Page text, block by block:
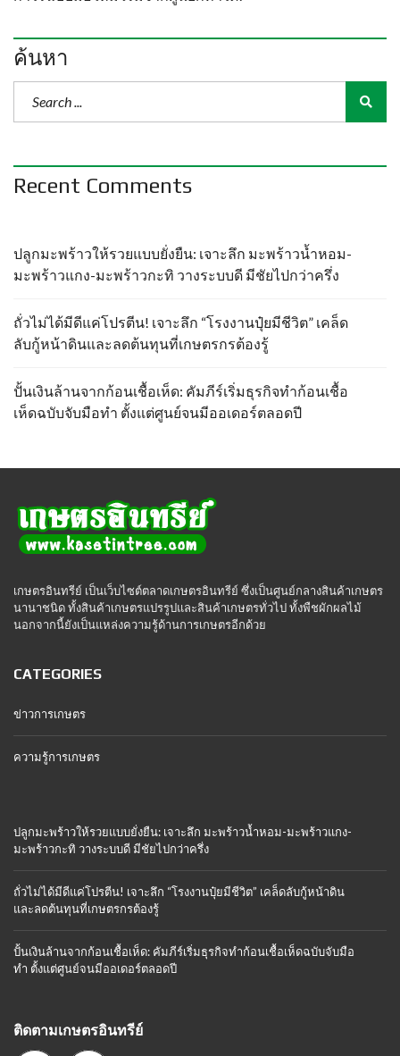
ค้นหา
Recent Comments
ปลูกมะพร้าวให้รวยแบบยั่งยืน: เจาะลึก มะพร้าวน้ำหอม-
มะพร้าวแกง-มะพร้าวกะทิ วางระบบดี มีชัยไปกว่าครึ่ง
ถั่วไม่ได้มีดีแค่โปรตีน! เจาะลึก “โรงงานปุ๋ยมีชีวิต” เคล็ด
ลับกู้หน้าดินและลดต้นทุนที่เกษตรกรต้องรู้
ปั้นเงินล้านจากก้อนเชื้อเห็ด: คัมภีร์เริ่มธุรกิจทำก้อนเชื้อ
เห็ดฉบับจับมือทำ ตั้งแต่ศูนย์จนมีออเดอร์ตลอดปี
เกษตรอินทรีย์ เป็นเว็บไซต์ตลาดเกษตรอินทรีย์ ซึ่งเป็นศูนย์กลางสินค้าเกษตร
นานาชนิด ทั้งสินค้าเกษตรแปรรูปและสินค้าเกษตรทั่วไป ทั้งพืชผักผลไม้
นอกจากนี้ยังเป็นแหล่งความรู้ด้านการเกษตรอีกด้วย
CATEGORIES
ข่าวการเกษตร
ความรู้การเกษตร
ปลูกมะพร้าวให้รวยแบบยั่งยืน: เจาะลึก มะพร้าวน้ำหอม-มะพร้าวแกง-
มะพร้าวกะทิ วางระบบดี มีชัยไปกว่าครึ่ง
ถั่วไม่ได้มีดีแค่โปรตีน! เจาะลึก “โรงงานปุ๋ยมีชีวิต” เคล็ดลับกู้หน้าดิน
และลดต้นทุนที่เกษตรกรต้องรู้
ปั้นเงินล้านจากก้อนเชื้อเห็ด: คัมภีร์เริ่มธุรกิจทำก้อนเชื้อเห็ดฉบับจับมือ
ทำ ตั้งแต่ศูนย์จนมีออเดอร์ตลอดปี
ติดตามเกษตรอินทรีย์